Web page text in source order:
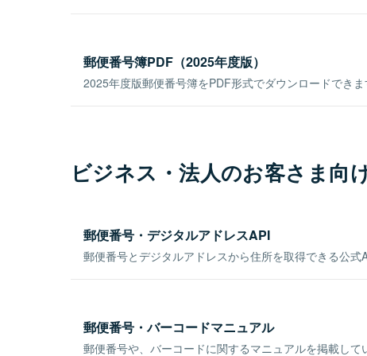
郵便番号簿PDF（2025年度版）
2025年度版郵便番号簿をPDF形式でダウンロードできま
ビジネス・法人のお客さま向
郵便番号・デジタルアドレスAPI
郵便番号とデジタルアドレスから住所を取得できる公式
郵便番号・バーコードマニュアル
郵便番号や、バーコードに関するマニュアルを掲載して